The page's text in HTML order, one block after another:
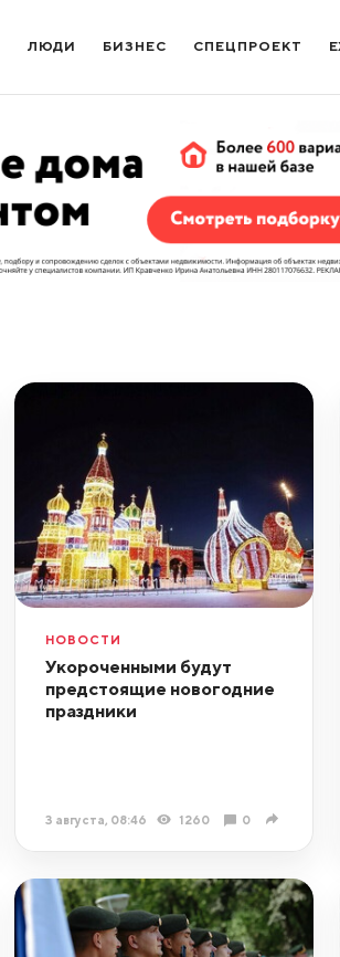
ЛЮДИ БИЗНЕС СПЕЦПРОЕКТ
НОВОСТИ
Укороченными будут
предстоящие новогодние
праздники
3 августа, 08:46 1260 0